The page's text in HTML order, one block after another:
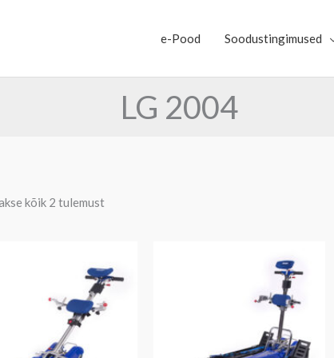
e-Pood Soodustingimused
LG 2004
kõik 2 tulemust